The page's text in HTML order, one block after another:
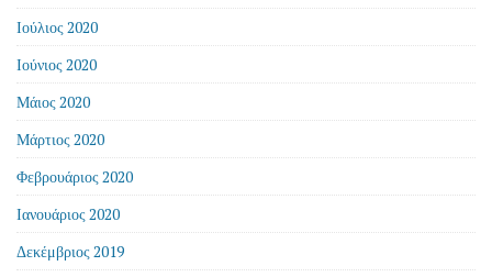
Ιούλιος 2020
Ιούνιος 2020
Μάιος 2020
Μάρτιος 2020
Φεβρουάριος 2020
Ιανουάριος 2020
Δεκέμβριος 2019